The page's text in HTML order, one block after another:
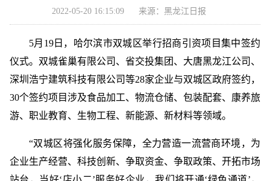
2022-05-20 16:15:09 来源：黑龙江日报
5月19日，哈尔滨市双城区举行招商引资项目集中签约
仪式。双城雀巢有限公司、省交投集团、大唐黑龙江公司、
深圳浩宁建筑科技有限公司等28家企业与双城区政府签约，
30个签约项目涉及食品加工、物流仓储、包装配套、康养旅
游、职业教育、生物工程、新能源、新材料等领域。
“双城区将强化服务保障，全力营造一流营商环境，为
企业生产经营、科技创新、争取资金、争取政策、开拓市场